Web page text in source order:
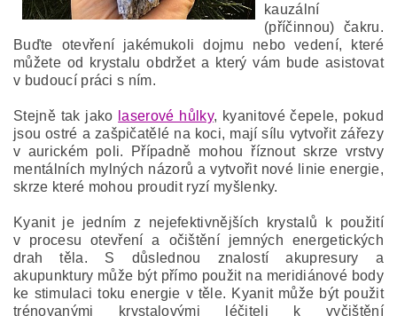
kauzální
(příčinnou) čakru.
Buďte otevření jakémukoli dojmu nebo vedení, které
můžete od krystalu obdržet a který vám bude asistovat
v budoucí práci s ním.
Stejně tak jako laserové hůlky, kyanitové čepele, pokud
jsou ostré a zašpičatělé na koci, mají sílu vytvořit zářezy
v aurickém poli. Případně mohou říznout skrze vrstvy
mentálních mylných názorů a vytvořit nové linie energie,
skrze které mohou proudit ryzí myšlenky.
Kyanit je jedním z nejefektivnějších krystalů k použití
v procesu otevření a očištění jemných energetických
drah těla. S důslednou znalostí akupresury a
akupunktury může být přímo použit na meridiánové body
ke stimulaci toku energie v těle. Kyanit může být použit
trénovanými krystalovými léčiteli k vyčištění